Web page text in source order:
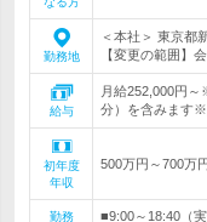
勤務地
＜本社＞ 東京都
【変更の範囲】
給与
月給252,000円
分）を含みます
初年度
年収
500万円～700万
勤務
■9:00～18:40（